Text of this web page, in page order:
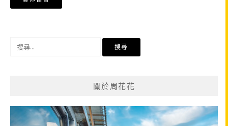
關於周花花